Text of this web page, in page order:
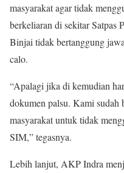
masyarakat agar tidak
berkeliaran di sekitar Satpas
Binjai tidak bertanggung
calo.
“Apalagi jika di kemudian
dokumen palsu. Kami sudah
masyarakat untuk tidak
SIM,” tegasnya.
Lebih lanjut, AKP Indra